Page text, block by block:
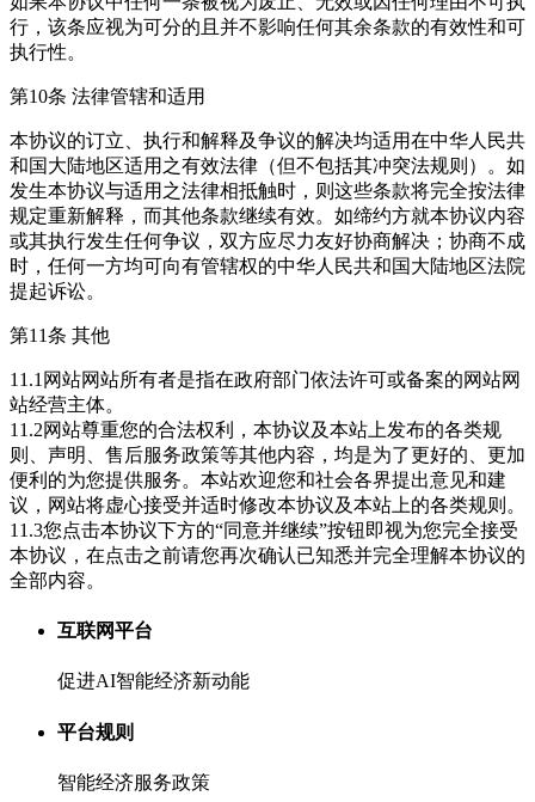
行，该条应视为可分的且并不影响任何其余条款的有效性和可
执行性。
第10条 法律管辖和适用
本协议的订立、执行和解释及争议的解决均适用在中华人民共
和国大陆地区适用之有效法律（但不包括其冲突法规则）。如
发生本协议与适用之法律相抵触时，则这些条款将完全按法律
规定重新解释，而其他条款继续有效。如缔约方就本协议内容
或其执行发生任何争议，双方应尽力友好协商解决；协商不成
时，任何一方均可向有管辖权的中华人民共和国大陆地区法院
提起诉讼。
第11条 其他
11.1网站网站所有者是指在政府部门依法许可或备案的网站网
站经营主体。
11.2网站尊重您的合法权利，本协议及本站上发布的各类规
则、声明、售后服务政策等其他内容，均是为了更好的、更加
便利的为您提供服务。本站欢迎您和社会各界提出意见和建
议，网站将虚心接受并适时修改本协议及本站上的各类规则。
11.3您点击本协议下方的“同意并继续”按钮即视为您完全接受
本协议，在点击之前请您再次确认已知悉并完全理解本协议的
全部内容。
互联网平台
促进AI智能经济新动能
平台规则
智能经济服务政策